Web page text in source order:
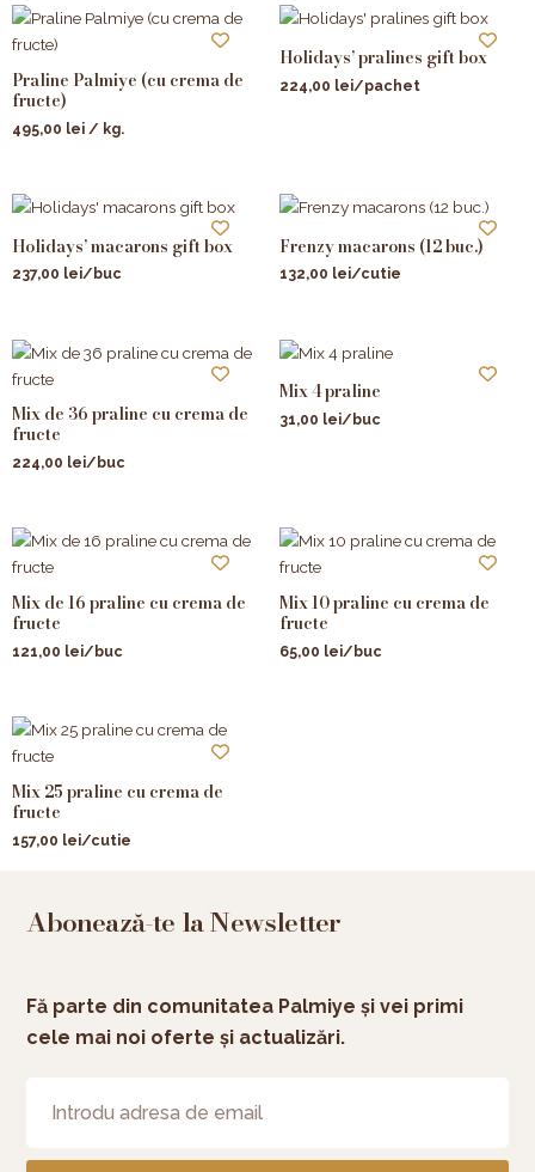
Praline Palmiye (cu crema de
fructe)
495,00 lei / kg.
Holidays’ pralines gift box
224,00 lei/pachet
Holidays’ macarons gift box
237,00 lei/buc
Frenzy macarons (12 buc.)
132,00 lei/cutie
Mix de 36 praline cu crema de
fructe
224,00 lei/buc
Mix 4 praline
31,00 lei/buc
Mix de 16 praline cu crema de
fructe
121,00 lei/buc
Mix 10 praline cu crema de
fructe
65,00 lei/buc
Mix 25 praline cu crema de
fructe
157,00 lei/cutie
Abonează-te la Newsletter
Fă parte din comunitatea Palmiye și vei primi
cele mai noi oferte și actualizări.